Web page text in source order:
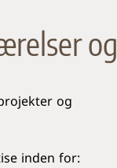
og
og
inden for: